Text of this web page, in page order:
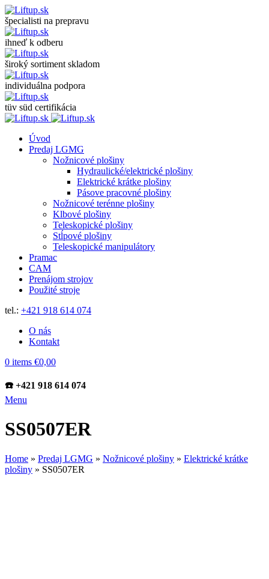
špecialisti na prepravu
ihneď k odberu
široký sortiment skladom
individuálna podpora
tüv süd certifikácia
Úvod
Predaj LGMG
Nožnicové plošiny
Hydraulické/elektrické plošiny
Elektrické krátke plošiny
Pásove pracovné plošiny
Nožnicové terénne plošiny
Klbové plošiny
Teleskopické plošiny
Stĺpové plošiny
Teleskopické manipulátory
Pramac
CAM
Prenájom strojov
Použité stroje
tel.: +421 918 614 074
O nás
Kontakt
0 items €0,00
☎️ +421 918 614 074
Menu
SS0507ER
Home » Predaj LGMG » Nožnicové plošiny » Elektrické krátke
plošiny » SS0507ER